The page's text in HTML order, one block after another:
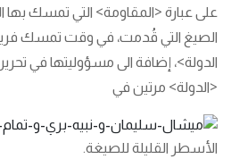
على عبارة <المقاومة> التي تمسك بها
الدولة>، إضافة الى مسؤوليتها في
<الدولة> مرتين في
الأسطر القليلة للصيغة.